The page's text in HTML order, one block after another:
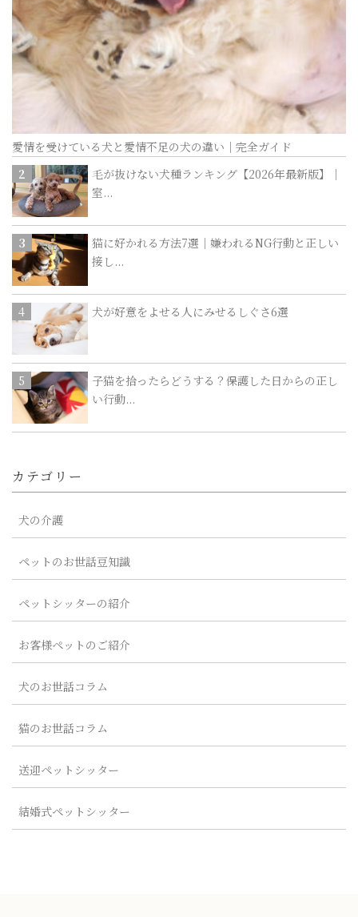
愛情を受けている犬と愛情不足の犬の違い｜完全ガイド
毛が抜けない犬種ランキング【2026年最新版】｜
室...
猫に好かれる方法7選｜嫌われるNG行動と正しい
接し...
犬が好意をよせる人にみせるしぐさ6選
子猫を拾ったらどうする？保護した日からの正し
い行動...
カテゴリー
犬の介護
ペットのお世話豆知識
ペットシッターの紹介
お客様ペットのご紹介
犬のお世話コラム
猫のお世話コラム
送迎ペットシッター
結婚式ペットシッター